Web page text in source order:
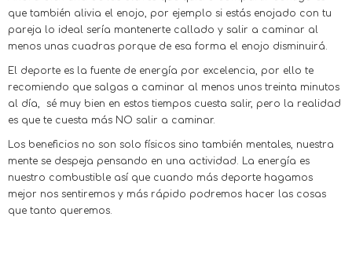
que también alivia el enojo, por ejemplo si estás enojado con tu
pareja lo ideal sería mantenerte callado y salir a caminar al
menos unas cuadras porque de esa forma el enojo disminuirá.
El deporte es la fuente de energía por excelencia, por ello te
recomiendo que salgas a caminar al menos unos treinta minutos
al día, sé muy bien en estos tiempos cuesta salir, pero la realidad
es que te cuesta más NO salir a caminar.
Los beneficios no son solo físicos sino también mentales, nuestra
mente se despeja pensando en una actividad. La energía es
nuestro combustible así que cuando más deporte hagamos
mejor nos sentiremos y más rápido podremos hacer las cosas
que tanto queremos.